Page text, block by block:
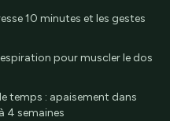
10 minutes et les gestes
pour muscler le dos
temps : apaisement dans
4 semaines